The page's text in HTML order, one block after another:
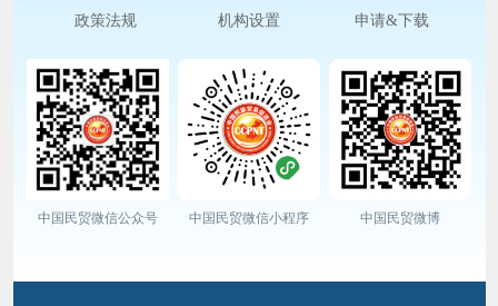
政策法规
机构设置 申请&下载
中国民贸微信公众号 中国民贸微信小程序 中国民贸微博